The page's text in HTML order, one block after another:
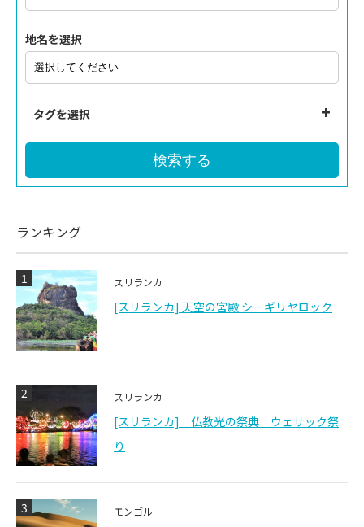
地名を選択
タグを選択
検索する
ランキング
1 スリランカ
[スリランカ] 天空の宮殿 シーギリヤロック
2 スリランカ
[スリランカ] 仏教光の祭典 ウェサック祭
り
3 モンゴル